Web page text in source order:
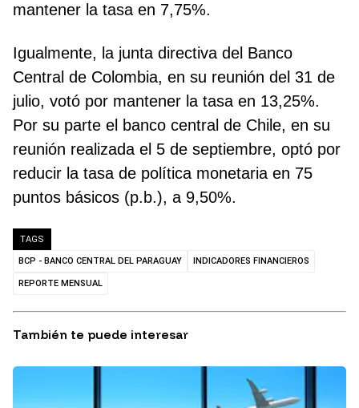
mantener la tasa en 7,75%.
Igualmente, la junta directiva del Banco
Central de Colombia, en su reunión del 31 de
julio, votó por mantener la tasa en 13,25%.
Por su parte el banco central de Chile, en su
reunión realizada el 5 de septiembre, optó por
reducir la tasa de política monetaria en 75
puntos básicos (p.b.), a 9,50%.
TAGS
BCP - BANCO CENTRAL DEL PARAGUAY INDICADORES FINANCIEROS
REPORTE MENSUAL
También te puede interesar